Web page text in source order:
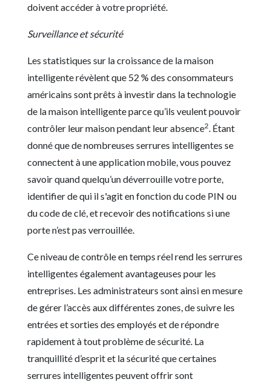
doivent accéder à votre propriété.
Surveillance et sécurité
Les statistiques sur la croissance de la maison
intelligente révèlent que 52 % des consommateurs
américains sont prêts à investir dans la technologie
de la maison intelligente parce qu’ils veulent pouvoir
contrôler leur maison pendant leur absence2 . Étant
donné que de nombreuses serrures intelligentes se
connectent à une application mobile, vous pouvez
savoir quand quelqu’un déverrouille votre porte,
identifier de qui il s'agit en fonction du code PIN ou
du code de clé, et recevoir des notifications si une
porte n’est pas verrouillée.
Ce niveau de contrôle en temps réel rend les serrures
intelligentes également avantageuses pour les
entreprises. Les administrateurs sont ainsi en mesure
de gérer l’accès aux différentes zones, de suivre les
entrées et sorties des employés et de répondre
rapidement à tout problème de sécurité. La
tranquillité d’esprit et la sécurité que certaines
serrures intelligentes peuvent offrir sont